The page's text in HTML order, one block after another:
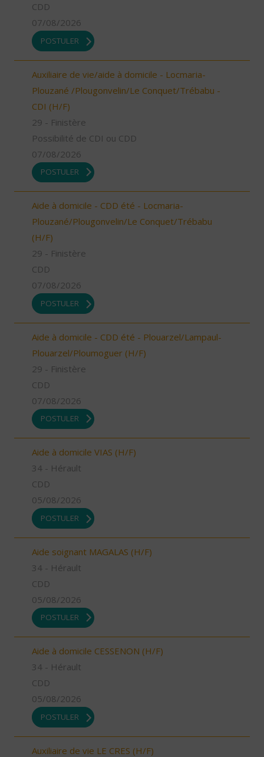
CDD
07/08/2026
POSTULER
Auxiliaire de vie/aide à domicile - Locmaria-
Plouzané /Plougonvelin/Le Conquet/Trébabu -
CDI (H/F)
29 - Finistère
Possibilité de CDI ou CDD
07/08/2026
POSTULER
Aide à domicile - CDD été - Locmaria-
Plouzané/Plougonvelin/Le Conquet/Trébabu
(H/F)
29 - Finistère
CDD
07/08/2026
POSTULER
Aide à domicile - CDD été - Plouarzel/Lampaul-
Plouarzel/Ploumoguer (H/F)
29 - Finistère
CDD
07/08/2026
POSTULER
Aide à domicile VIAS (H/F)
34 - Hérault
CDD
05/08/2026
POSTULER
Aide soignant MAGALAS (H/F)
34 - Hérault
CDD
05/08/2026
POSTULER
Aide à domicile CESSENON (H/F)
34 - Hérault
CDD
05/08/2026
POSTULER
Auxiliaire de vie LE CRES (H/F)